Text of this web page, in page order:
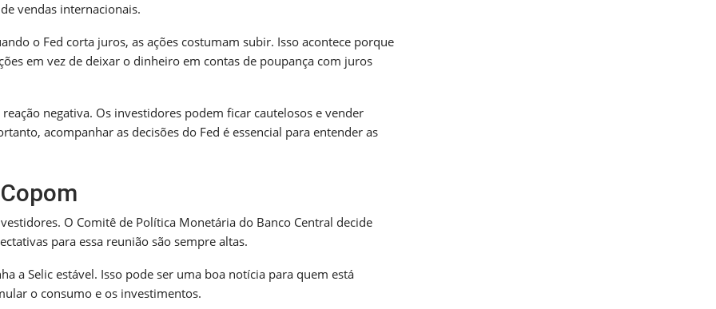
vendas internacionais.
o Fed corta juros, as ações costumam subir. Isso acontece porque
em vez de deixar o dinheiro em contas de poupança com juros
negativa. Os investidores podem ficar cautelosos e vender
acompanhar as decisões do Fed é essencial para entender as
O Comitê de Política Monetária do Banco Central decide
para essa reunião são sempre altas.
a Selic estável. Isso pode ser uma boa notícia para quem está
o consumo e os investimentos.